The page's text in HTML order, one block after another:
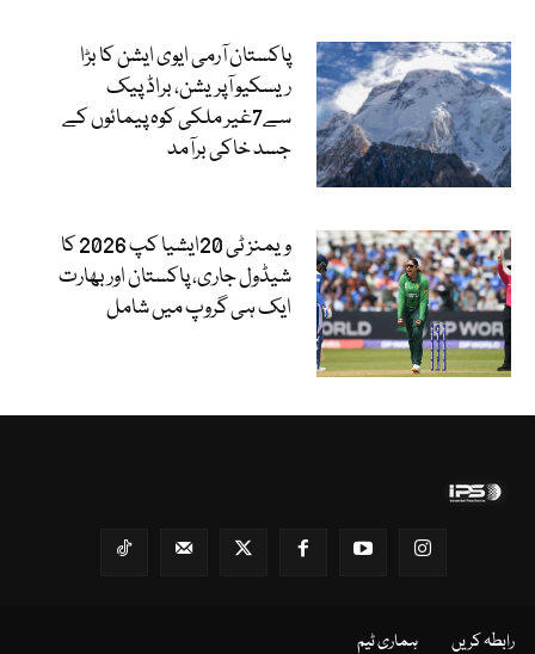
پاکستان آرمی ایوی ایشن کا بڑا
ریسکیو آپریشن، براڈ پیک
سے7غیر ملکی کوہ پیمائوں کے
جسد خاکی برآمد
ویمنز ٹی 20ایشیا کپ 2026 کا
شیڈول جاری، پاکستان اور بھارت
ایک ہی گروپ میں شامل
رابطہ کریں ہماری ٹیم